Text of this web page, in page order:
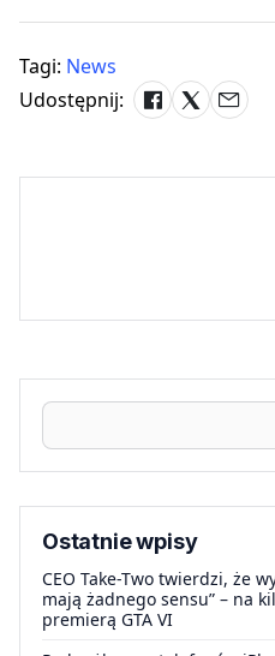
Tagi: News
Udostępnij:
Ostatnie wpisy
CEO Take-Two twierdzi, że
mają żadnego sensu” – na
premierą GTA VI